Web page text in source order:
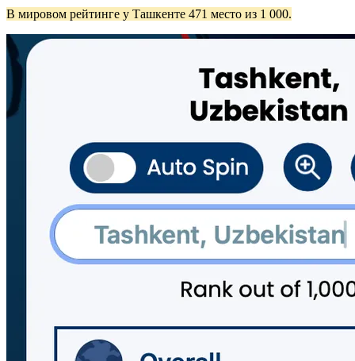
В мировом рейтинге у Ташкенте 471 место из 1 000.